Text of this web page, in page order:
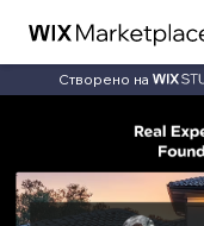
Створено на